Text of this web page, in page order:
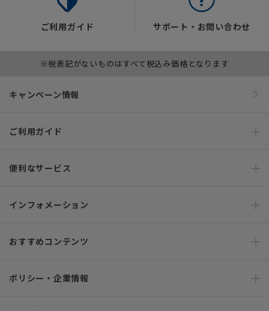
ご利用ガイド サポート・お問い合わせ
※税表記がないものはすべて税込み価格となります
キャンペーン情報
ご利用ガイド
便利なサービス
インフォメーション
おすすめコンテンツ
ポリシー・企業情報